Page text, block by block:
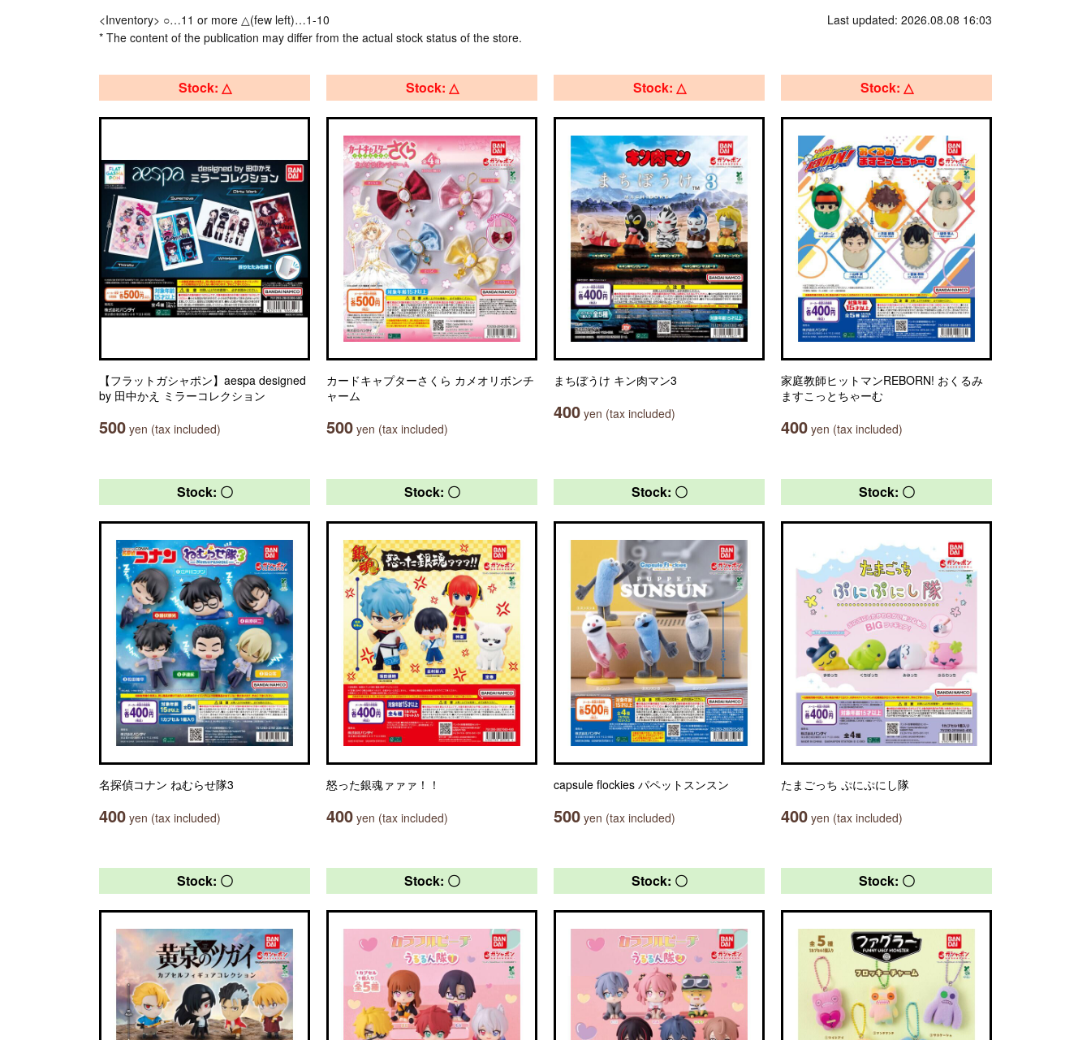
<Inventory> ○…11 or more △(few left)…1-10
* The content of the publication may differ from the actual stock status of the store.
Last updated: 2026.08.08 16:03
Stock: △
【フラットガシャポン】aespa designed
by 田中かえ ミラーコレクション
500 yen (tax included)
Stock: △
カードキャプターさくら カメオリボンチ
ャーム
500 yen (tax included)
Stock: △
まちぼうけ キン肉マン3
400 yen (tax included)
Stock: △
家庭教師ヒットマンREBORN! おくるみ
ますこっとちゃーむ
400 yen (tax included)
Stock: 〇
名探偵コナン ねむらせ隊3
400 yen (tax included)
Stock: 〇
怒った銀魂ァァァ！！
400 yen (tax included)
Stock: 〇
capsule flockies パペットスンスン
500 yen (tax included)
Stock: 〇
たまごっち ぷにぷにし隊
400 yen (tax included)
Stock: 〇 Stock: 〇 Stock: 〇 Stock: 〇